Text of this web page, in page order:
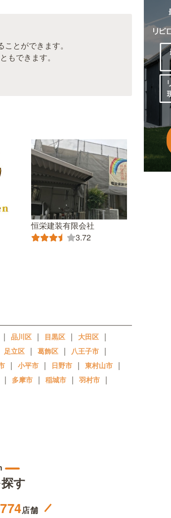
とができます。
もできます。
恒栄建装有限会社
3.72
｜ 品川区 ｜ 目黒区 ｜ 大田区 ｜
足立区 ｜ 葛飾区 ｜ 八王子市 ｜
｜ 小平市 ｜ 日野市 ｜ 東村山市 ｜
｜ 多摩市 ｜ 稲城市 ｜ 羽村市 ｜
す
店舗